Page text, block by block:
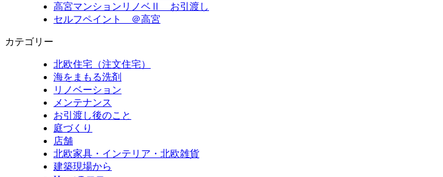
高宮マンションリノベⅡ お引渡し
セルフペイント ＠高宮
カテゴリー
北欧住宅（注文住宅）
海をまもる洗剤
リノベーション
メンテナンス
お引渡し後のこと
庭づくり
店舗
北欧家具・インテリア・北欧雑貨
建築現場から